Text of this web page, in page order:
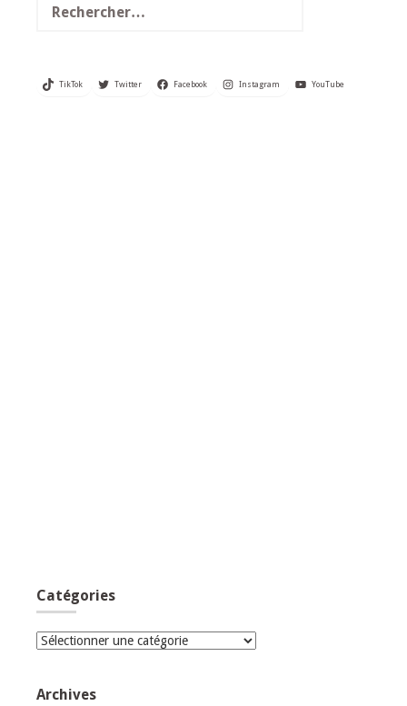
TikTok Twitter Facebook Instagram YouTube
Catégories
Catégories
Archives